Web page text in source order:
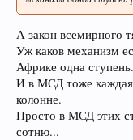
А закон всемирного
Уж каков механизм
Африке одна ступень.
И в МСД тоже каждая
колонне.
Просто в МСД этих
сотню...